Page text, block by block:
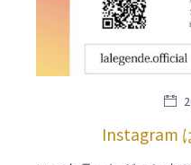
Instagram